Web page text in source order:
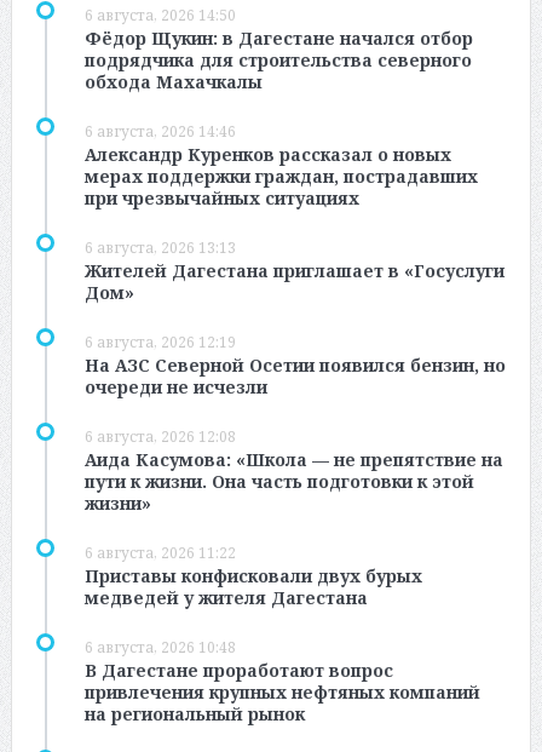
6 августа, 2026 14:50
Фёдор Щукин: в Дагестане начался отбор
подрядчика для строительства северного
обхода Махачкалы
6 августа, 2026 14:46
Александр Куренков рассказал о новых
мерах поддержки граждан, пострадавших
при чрезвычайных ситуациях
6 августа, 2026 13:13
Жителей Дагестана приглашает в «Госуслуги
Дом»
6 августа, 2026 12:19
На АЗС Северной Осетии появился бензин, но
очереди не исчезли
6 августа, 2026 12:08
Аида Касумова: «Школа — не препятствие на
пути к жизни. Она часть подготовки к этой
жизни»
6 августа, 2026 11:22
Приставы конфисковали двух бурых
медведей у жителя Дагестана
6 августа, 2026 10:48
В Дагестане проработают вопрос
привлечения крупных нефтяных компаний
на региональный рынок